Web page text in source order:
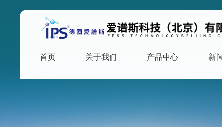
首页 关于我们 产品中心 新